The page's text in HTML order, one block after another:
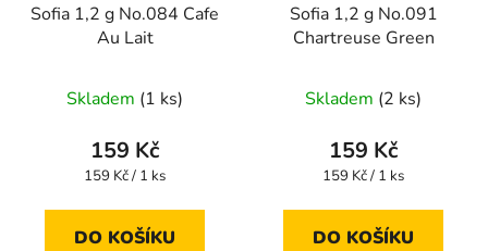
Sofia 1,2 g No.084 Cafe
Au Lait
Skladem (1 ks)
159 Kč
Měrná
159 Kč / 1 ks
DO KOŠÍKU
Sofia 1,2 g No.091
Chartreuse Green
Skladem (2 ks)
159 Kč
Měrná
159 Kč / 1 ks
DO KOŠÍKU